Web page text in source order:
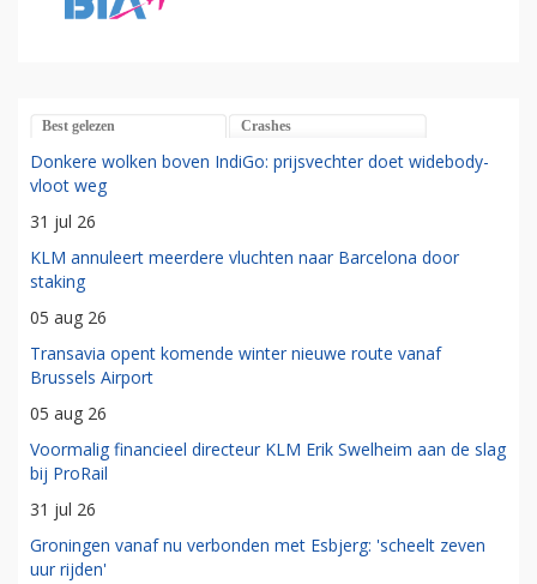
Best gelezen Crashes
Donkere wolken boven IndiGo: prijsvechter doet widebody-
vloot weg
31 jul 26
KLM annuleert meerdere vluchten naar Barcelona door
staking
05 aug 26
Transavia opent komende winter nieuwe route vanaf
Brussels Airport
05 aug 26
Voormalig financieel directeur KLM Erik Swelheim aan de slag
bij ProRail
31 jul 26
Groningen vanaf nu verbonden met Esbjerg: 'scheelt zeven
uur rijden'